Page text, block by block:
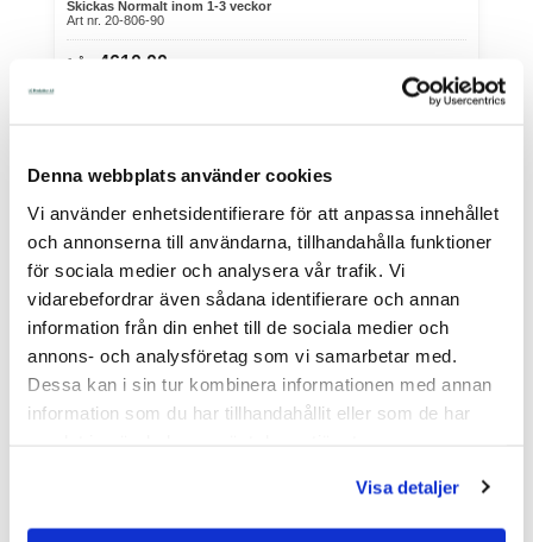
Denna webbplats använder cookies
Vi använder enhetsidentifierare för att anpassa innehållet
och annonserna till användarna, tillhandahålla funktioner
för sociala medier och analysera vår trafik. Vi
vidarebefordrar även sådana identifierare och annan
information från din enhet till de sociala medier och
annons- och analysföretag som vi samarbetar med.
Dessa kan i sin tur kombinera informationen med annan
information som du har tillhandahållit eller som de har
Visa detaljer
Skickas Normalt inom 1-3 veckor
Art nr. 20-806-90
från 4610,00
Meter 0,1 Ohm/m - för els...